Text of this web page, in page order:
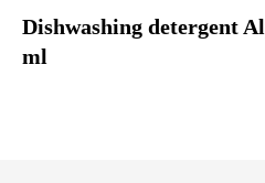
Dishwashing detergent
ml